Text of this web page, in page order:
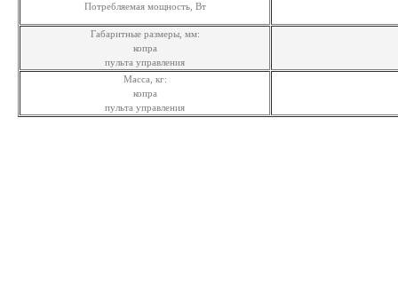
Потребляемая мощность, Вт
Габаритные размеры, мм:
копра
пульта управления
Масса, кг:
копра
пульта управления